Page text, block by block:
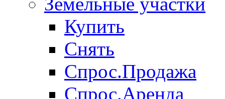
Купить
Снять
Спрос.Продажа
Спрос.Аренда